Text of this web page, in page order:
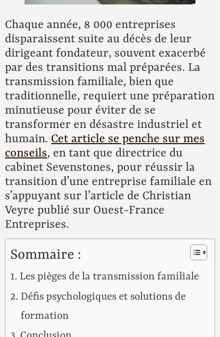
Chaque année, 8 000 entreprises
disparaissent suite au décès de leur
dirigeant fondateur, souvent exacerbé
par des transitions mal préparées. La
transmission familiale, bien que
traditionnelle, requiert une préparation
minutieuse pour éviter de se
transformer en désastre industriel et
humain. Cet article se penche sur mes
conseils, en tant que directrice du
cabinet Sevenstones, pour réussir la
transition d’une entreprise familiale en
s’appuyant sur l’article de Christian
Veyre publié sur Ouest-France
Entreprises.
Sommaire :
Les pièges de la transmission familiale
Défis psychologiques et solutions de
formation